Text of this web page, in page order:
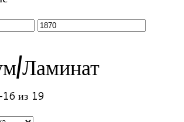
Ламинат
из 19